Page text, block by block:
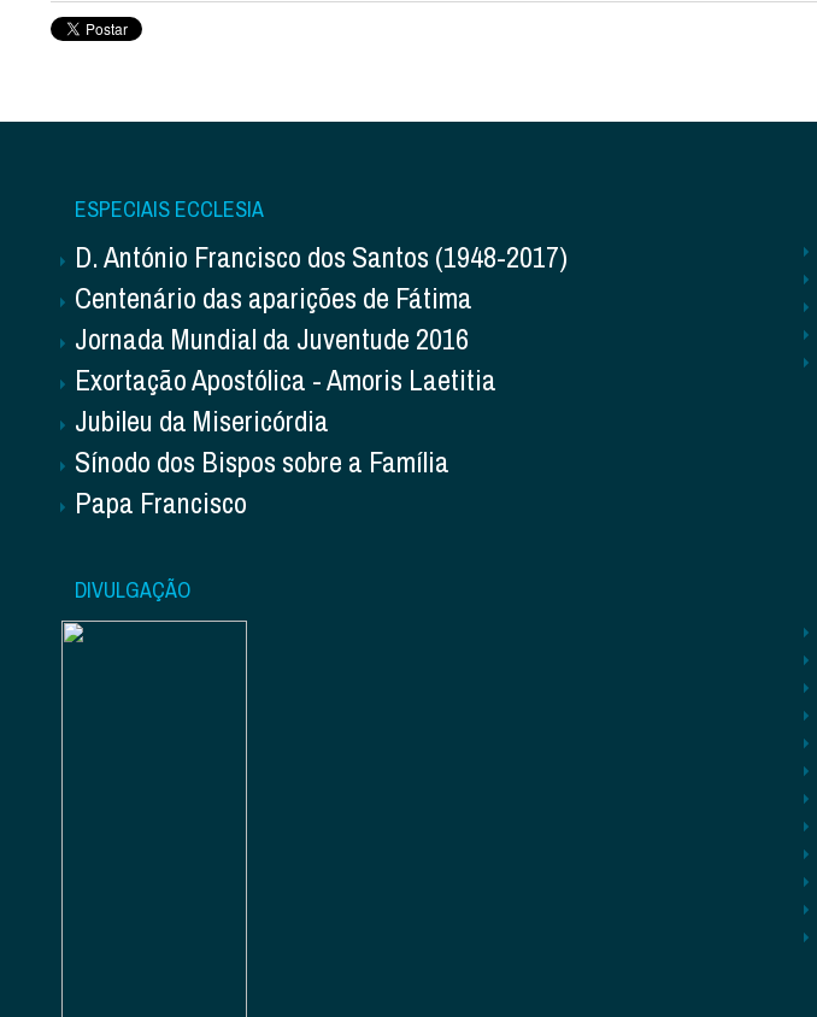
ESPECIAIS ECCLESIA
D. António Francisco dos Santos (1948-2017)
Centenário das aparições de Fátima
Jornada Mundial da Juventude 2016
Exortação Apostólica - Amoris Laetitia
Jubileu da Misericórdia
Sínodo dos Bispos sobre a Família
Papa Francisco
DIVULGAÇÃO